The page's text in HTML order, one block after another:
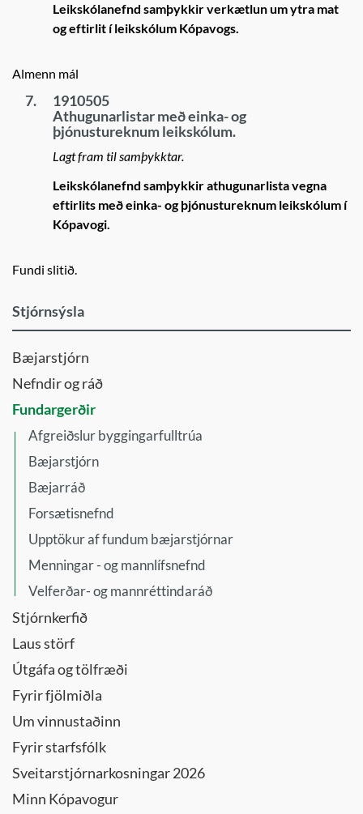
Leikskólanefnd samþykkir verkætlun um ytra mat
og eftirlit í leikskólum Kópavogs.
Almenn mál
7.
1910505
Athugunarlistar með einka- og
þjónustureknum leikskólum.
Lagt fram til samþykktar.
Leikskólanefnd samþykkir athugunarlista vegna
eftirlits með einka- og þjónustureknum leikskólum í
Kópavogi.
Fundi slitið.
Stjórnsýsla
Bæjarstjórn
Nefndir og ráð
Fundargerðir
Afgreiðslur byggingarfulltrúa
Bæjarstjórn
Bæjarráð
Forsætisnefnd
Upptökur af fundum bæjarstjórnar
Menningar - og mannlífsnefnd
Velferðar- og mannréttindaráð
Stjórnkerfið
Laus störf
Útgáfa og tölfræði
Fyrir fjölmiðla
Um vinnustaðinn
Fyrir starfsfólk
Sveitarstjórnarkosningar 2026
Minn Kópavogur